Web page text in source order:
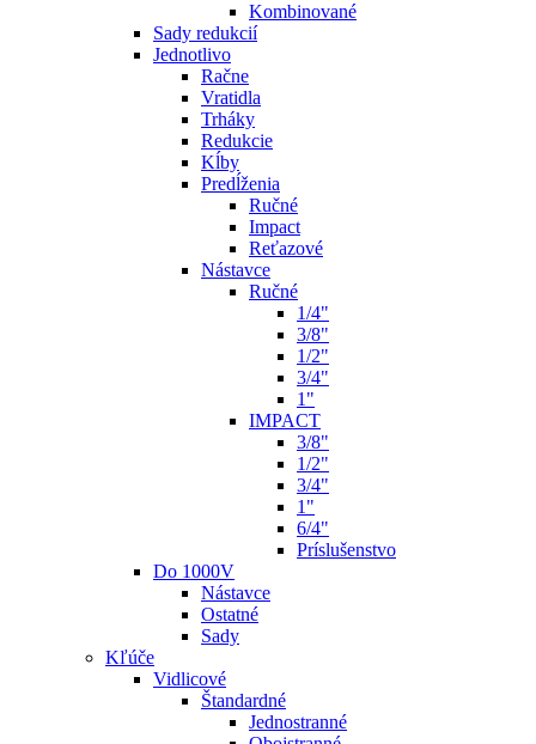
Kombinované
Sady redukcií
Jednotlivo
Račne
Vratidla
Trháky
Redukcie
Kĺby
Predĺženia
Ručné
Impact
Reťazové
Nástavce
Ručné
1/4"
3/8"
1/2"
3/4"
1"
IMPACT
3/8"
1/2"
3/4"
1"
6/4"
Príslušenstvo
Do 1000V
Nástavce
Ostatné
Sady
Kľúče
Vidlicové
Štandardné
Jednostranné